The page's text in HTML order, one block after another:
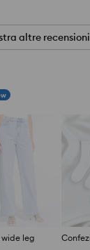
altre recensioni
wide leg